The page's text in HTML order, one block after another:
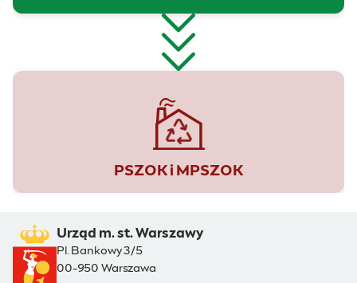
PSZOK i MPSZOK
Urząd m. st. Warszawy
Pl. Bankowy 3/5
00-950 Warszawa